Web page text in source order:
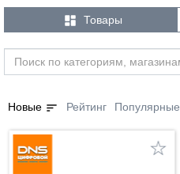
 Товары
Новые sort Рейтинг Популярные